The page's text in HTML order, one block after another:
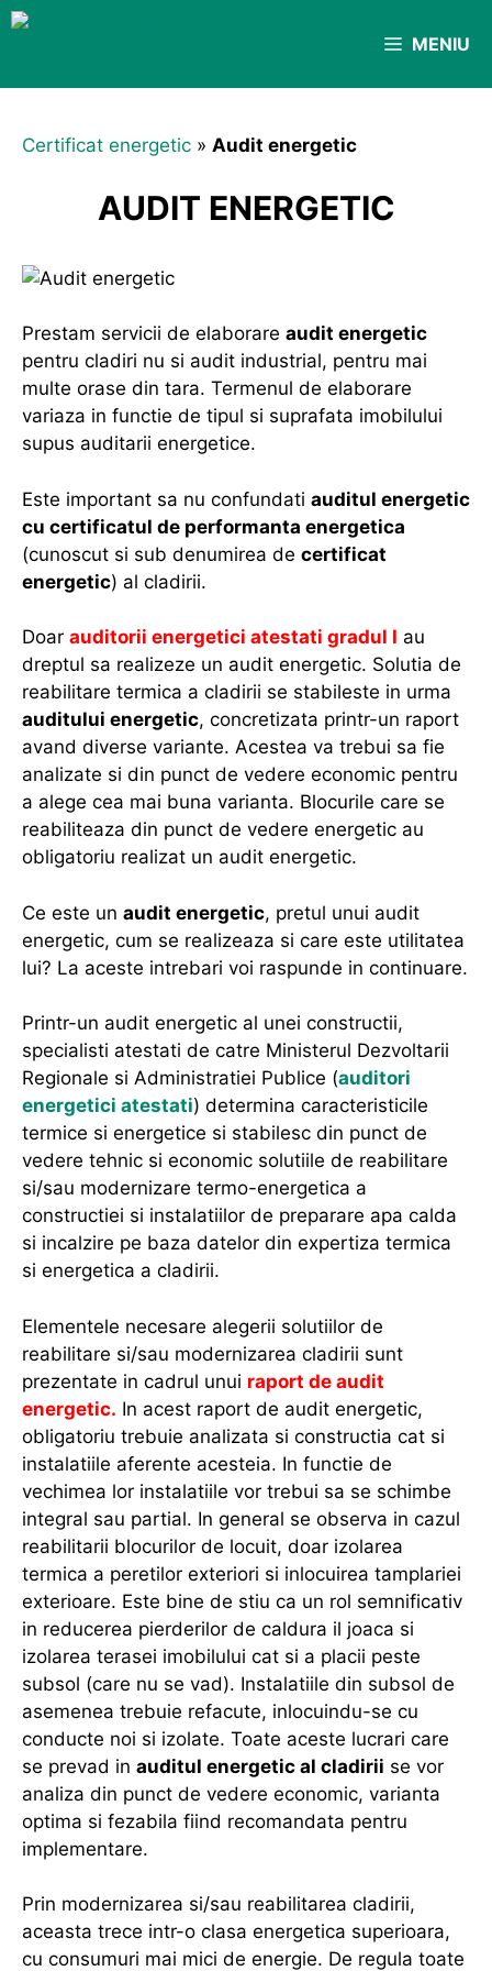
Sari
MENIU
Certificat energetic » Audit energetic
AUDIT ENERGETIC
Prestam servicii de elaborare audit energetic
pentru cladiri nu si audit industrial, pentru mai
multe orase din tara. Termenul de elaborare
variaza in functie de tipul si suprafata imobilului
supus auditarii energetice.
Este important sa nu confundati auditul energetic
cu certificatul de performanta energetica
(cunoscut si sub denumirea de certificat
energetic) al cladirii.
Doar auditorii energetici atestati gradul I au
dreptul sa realizeze un audit energetic. Solutia de
reabilitare termica a cladirii se stabileste in urma
auditului energetic, concretizata printr-un raport
avand diverse variante. Acestea va trebui sa fie
analizate si din punct de vedere economic pentru
a alege cea mai buna varianta. Blocurile care se
reabiliteaza din punct de vedere energetic au
obligatoriu realizat un audit energetic.
Ce este un audit energetic, pretul unui audit
energetic, cum se realizeaza si care este utilitatea
lui? La aceste intrebari voi raspunde in continuare.
Printr-un audit energetic al unei constructii,
specialisti atestati de catre Ministerul Dezvoltarii
Regionale si Administratiei Publice (auditori
energetici atestati) determina caracteristicile
termice si energetice si stabilesc din punct de
vedere tehnic si economic solutiile de reabilitare
si/sau modernizare termo-energetica a
constructiei si instalatiilor de preparare apa calda
si incalzire pe baza datelor din expertiza termica
si energetica a cladirii.
Elementele necesare alegerii solutiilor de
reabilitare si/sau modernizarea cladirii sunt
prezentate in cadrul unui raport de audit
energetic. In acest raport de audit energetic,
obligatoriu trebuie analizata si constructia cat si
instalatiile aferente acesteia. In functie de
vechimea lor instalatiile vor trebui sa se schimbe
integral sau partial. In general se observa in cazul
reabilitarii blocurilor de locuit, doar izolarea
termica a peretilor exteriori si inlocuirea tamplariei
exterioare. Este bine de stiu ca un rol semnificativ
in reducerea pierderilor de caldura il joaca si
izolarea terasei imobilului cat si a placii peste
subsol (care nu se vad). Instalatiile din subsol de
asemenea trebuie refacute, inlocuindu-se cu
conducte noi si izolate. Toate aceste lucrari care
se prevad in auditul energetic al cladirii se vor
analiza din punct de vedere economic, varianta
optima si fezabila fiind recomandata pentru
implementare.
Prin modernizarea si/sau reabilitarea cladirii,
aceasta trece intr-o clasa energetica superioara,
cu consumuri mai mici de energie. De regula toate